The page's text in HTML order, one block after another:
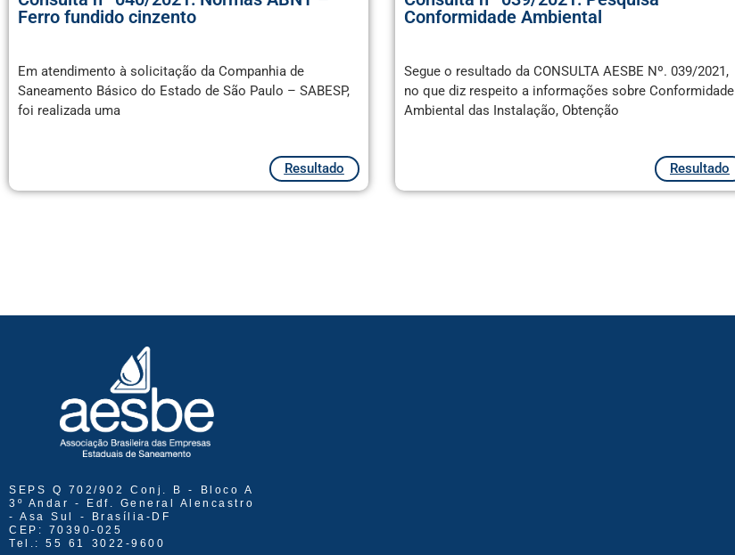
Ferro fundido cinzento
Em atendimento à solicitação da Companhia de
Saneamento Básico do Estado de São Paulo – SABESP,
foi realizada uma
Resultado
Conformidade Ambiental
Segue o resultado da CONSULTA AESBE Nº. 039/2021,
no que diz respeito a informações sobre Conformidade
Ambiental das Instalação, Obtenção
Resultado
SEPS Q 702/902 Conj. B - Bloco A
3º Andar - Edf. General Alencastro
- Asa Sul - Brasília-DF
CEP: 70390-025
Tel.: 55 61 3022-9600